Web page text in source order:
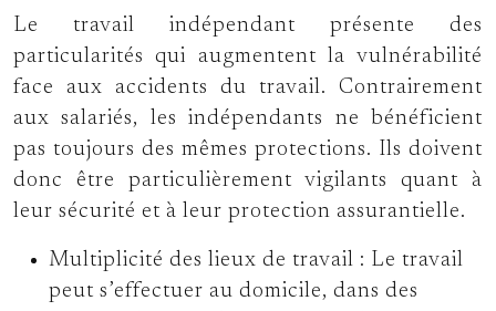
Le travail indépendant présente des
particularités qui augmentent la vulnérabilité
face aux accidents du travail. Contrairement
aux salariés, les indépendants ne bénéficient
pas toujours des mêmes protections. Ils doivent
donc être particulièrement vigilants quant à
leur sécurité et à leur protection assurantielle.
Multiplicité des lieux de travail : Le travail
peut s’effectuer au domicile, dans des